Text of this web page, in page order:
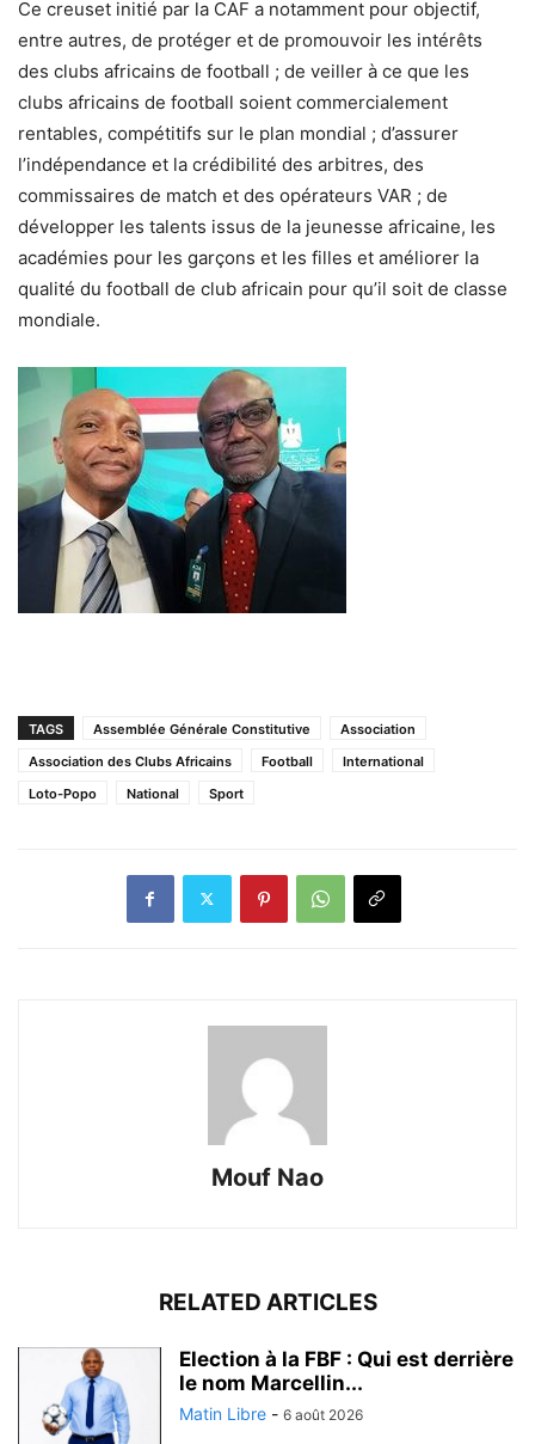
Ce creuset initié par la CAF a notamment pour objectif,
entre autres, de protéger et de promouvoir les intérêts
des clubs africains de football ; de veiller à ce que les
clubs africains de football soient commercialement
rentables, compétitifs sur le plan mondial ; d’assurer
l’indépendance et la crédibilité des arbitres, des
commissaires de match et des opérateurs VAR ; de
développer les talents issus de la jeunesse africaine, les
académies pour les garçons et les filles et améliorer la
qualité du football de club africain pour qu’il soit de classe
mondiale.
TAGS Assemblée Générale Constitutive
Association
Association des Clubs Africains
Football
International
Loto-Popo
National Sport
Mouf Nao
RELATED ARTICLES
Election à la FBF : Qui est derrière
le nom Marcellin...
Matin Libre - 6 août 2026